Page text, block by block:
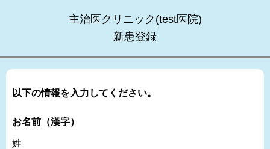
主治医クリニック(test医院)
新患登録
以下の情報を入力してください。
お名前（漢字）
姓